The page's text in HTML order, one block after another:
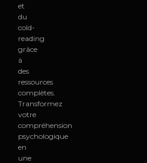
et
du
cold-
reading
grâce
à
des
ressources
complètes.
Transformez
votre
compréhension
psychologique
en
une